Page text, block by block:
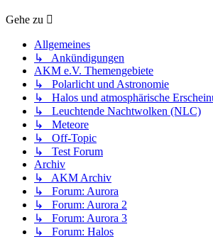
Gehe zu
Allgemeines
↳ Ankündigungen
AKM e.V. Themengebiete
↳ Polarlicht und Astronomie
↳ Halos und atmosphärische
↳ Leuchtende Nachtwolken (NLC)
↳ Meteore
↳ Off-Topic
↳ Test Forum
Archiv
↳ AKM Archiv
↳ Forum: Aurora
↳ Forum: Aurora 2
↳ Forum: Aurora 3
↳ Forum: Halos